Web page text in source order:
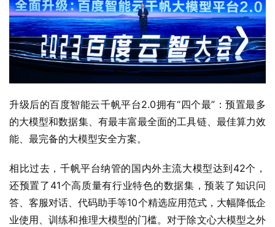
升级后的百度智能云千帆平台2.0拥有“四个最”：预置最多
的大模型和数据集、有最丰富最全面的工具链、最佳算力效
能、最完备的大模型安全方案。
相比过去，千帆平台纳管的国内外主流大模型达到42个，
还预置了41个高质量有行业特色的数据集，预装了知识问
答、客服对话、代码助手等10个精选应用范式，大幅降低企
业使用、训练和推理大模型的门槛。对于除文心大模型之外